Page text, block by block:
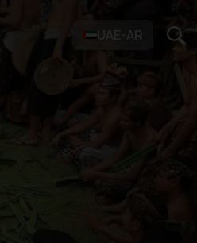
UAE-AR